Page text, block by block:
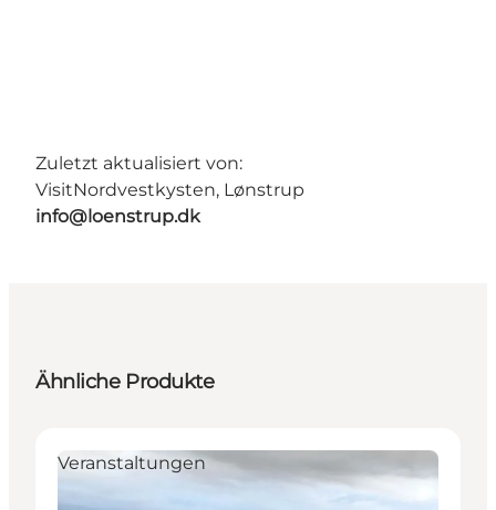
Zuletzt aktualisiert von:
VisitNordvestkysten, Lønstrup
info@loenstrup.dk
Ähnliche Produkte
Veranstaltungen